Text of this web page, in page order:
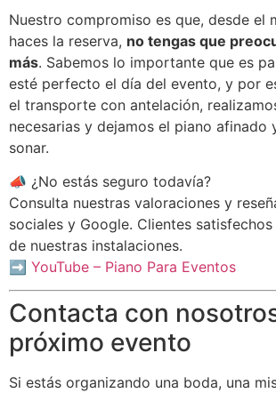
Nuestro compromiso es que, desde el
haces la reserva, no tengas que
más. Sabemos lo importante que es
esté perfecto el día del evento, y por
el transporte con antelación,
necesarias y dejamos el piano afinado
sonar.
📣 ¿No estás seguro todavía?
Consulta nuestras valoraciones y
sociales y Google. Clientes
de nuestras instalaciones.
➡️ YouTube – Piano Para Eventos
Contacta con
próximo evento
Si estás organizando una boda, una